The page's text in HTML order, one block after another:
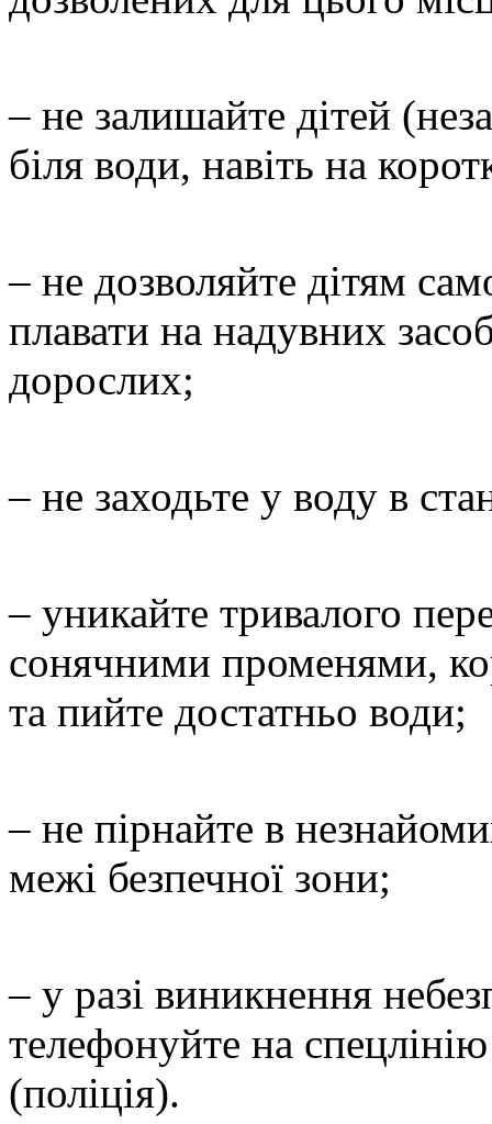
– не залишайте дітей
біля води, навіть на
– не дозволяйте дітям
плавати на надувних
дорослих;
– не заходьте у воду в
– уникайте тривалого
сонячними променями,
та пийте достатньо води;
– не пірнайте в
межі безпечної зони;
– у разі виникнення
телефонуйте на
(поліція).